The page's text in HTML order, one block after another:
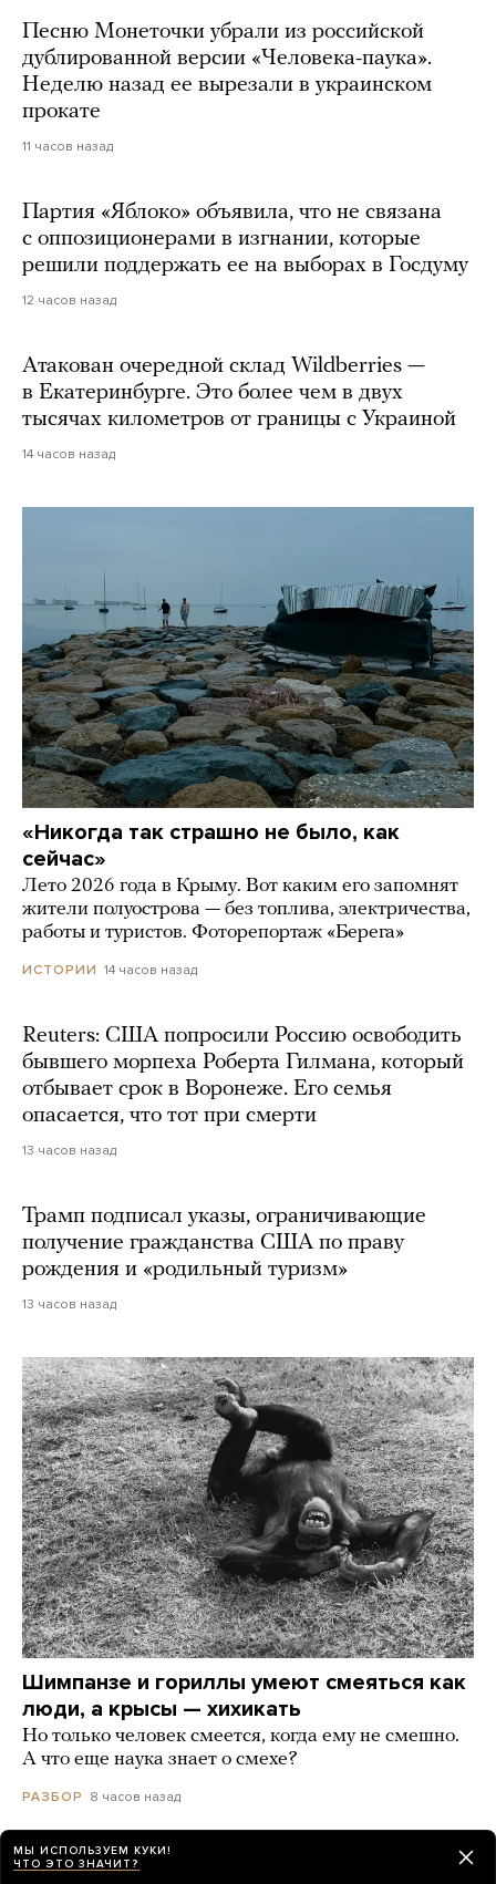
Песню Монеточки убрали из российской
дублированной версии «Человека-паука».
Неделю назад ее вырезали в украинском
прокате
11 часов назад
Партия «Яблоко» объявила, что не связана
с оппозиционерами в изгнании, которые
решили поддержать ее на выборах в Госдуму
12 часов назад
Атакован очередной склад Wildberries —
в Екатеринбурге. Это более чем в двух
тысячах километров от границы с Украиной
14 часов назад
«Никогда так страшно не было, как
сейчас»
Лето 2026 года в Крыму. Вот каким его запомнят
жители полуострова — без топлива, электричества,
работы и туристов. Фоторепортаж «Берега»
ИСТОРИИ 14 часов назад
Reuters: США попросили Россию освободить
бывшего морпеха Роберта Гилмана, который
отбывает срок в Воронеже. Его семья
опасается, что тот при смерти
13 часов назад
Трамп подписал указы, ограничивающие
получение гражданства США по праву
рождения и «родильный туризм»
13 часов назад
Шимпанзе и гориллы умеют смеяться как
люди, а крысы — хихикать
Но только человек смеется, когда ему не смешно.
А что еще наука знает о смехе?
РАЗБОР 8 часов назад
В Таиланде ученик открыл стрельбу в школе
МЫ ИСПОЛЬЗУЕМ КУКИ!
ЧТО ЭТО ЗНАЧИТ?